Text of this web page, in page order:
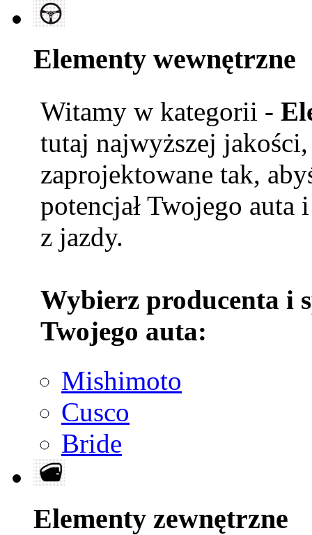
Elementy wewnętrzne
Witamy w kategorii -
tutaj najwyższej
zaprojektowane tak,
potencjał Twojego auta
z jazdy.
Wybierz producenta i
Twojego auta:
Mishimoto
Cusco
Bride
Elementy zewnętrzne